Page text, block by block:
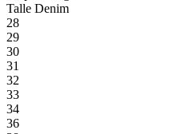
Talle Denim
28
29
30
31
32
33
34
36